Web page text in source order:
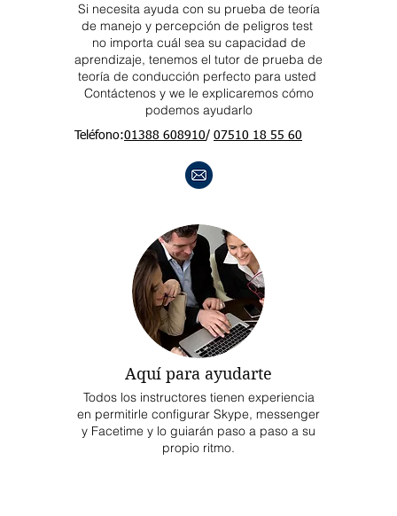
Si necesita ayuda con su prueba de teoría
de manejo y percepción de peligros test
no importa cuál sea su capacidad de
aprendizaje, tenemos el tutor de prueba de
teoría de conducción perfecto para usted
Contáctenos y we le explicaremos cómo
podemos ayudarlo
Teléfono:01388 608910/ 07510 18 55 60
Aquí para ayudarte
Todos los instructores tienen experiencia
en permitirle configurar Skype, messenger
y Facetime y lo guiarán paso a paso a su
propio ritmo.